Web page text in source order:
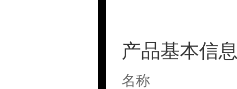
产品基本信息
名称